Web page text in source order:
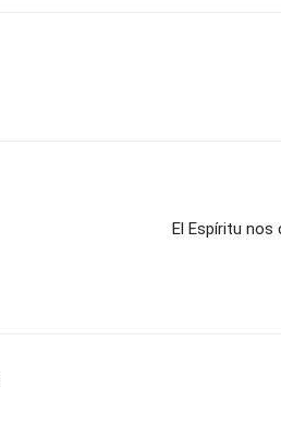
El Espíritu nos